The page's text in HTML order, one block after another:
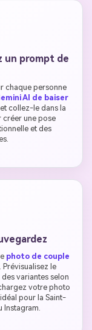
un prompt de
chaque personne
AI de baiser
collez-le dans la
créer une pose
et des
photo de couple
Prévisualisez le
variantes selon
votre photo
pour la Saint-